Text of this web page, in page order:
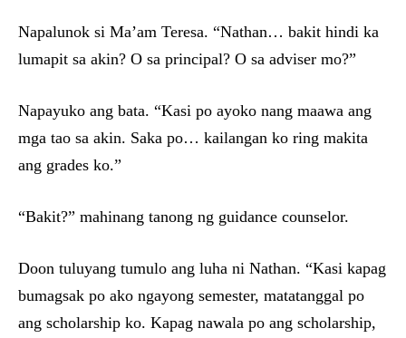
Napalunok si Ma’am Teresa. “Nathan… bakit hindi ka
lumapit sa akin? O sa principal? O sa adviser mo?”
Napayuko ang bata. “Kasi po ayoko nang maawa ang
mga tao sa akin. Saka po… kailangan ko ring makita
ang grades ko.”
“Bakit?” mahinang tanong ng guidance counselor.
Doon tuluyang tumulo ang luha ni Nathan. “Kasi kapag
bumagsak po ako ngayong semester, matatanggal po
ang scholarship ko. Kapag nawala po ang scholarship,